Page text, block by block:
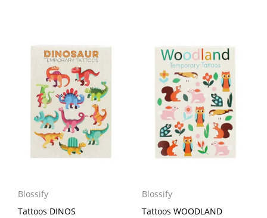
Blossify
Tattoos DINOS
Blossify
Tattoos WOODLAND